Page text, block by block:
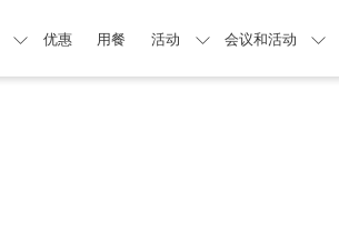
优惠 用餐 活动 会议和活动